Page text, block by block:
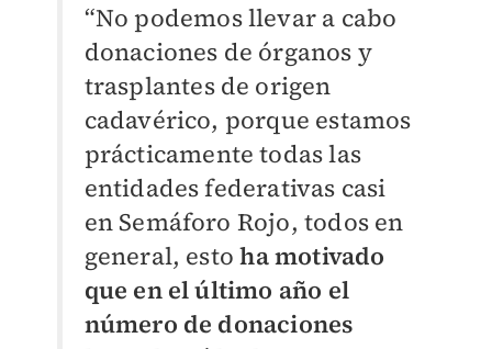
“No podemos llevar a cabo
donaciones de órganos y
trasplantes de origen
cadavérico, porque estamos
prácticamente todas las
entidades federativas casi
en Semáforo Rojo, todos en
general, esto ha motivado
que en el último año el
número de donaciones